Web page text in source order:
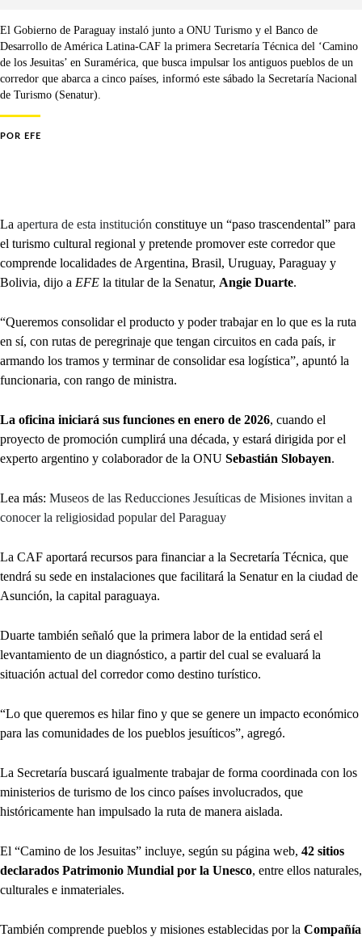
El Gobierno de Paraguay instaló junto a ONU Turismo y el Banco de
Desarrollo de América Latina-CAF la primera Secretaría Técnica del ‘Camino
de los Jesuitas’ en Suramérica, que busca impulsar los antiguos pueblos de un
corredor que abarca a cinco países, informó este sábado la Secretaría Nacional
de Turismo (Senatur).
POR EFE
La apertura de esta institución constituye un “paso trascendental” para
el turismo cultural regional y pretende promover este corredor que
comprende localidades de Argentina, Brasil, Uruguay, Paraguay y
Bolivia, dijo a EFE la titular de la Senatur, Angie Duarte.
“Queremos consolidar el producto y poder trabajar en lo que es la ruta
en sí, con rutas de peregrinaje que tengan circuitos en cada país, ir
armando los tramos y terminar de consolidar esa logística”, apuntó la
funcionaria, con rango de ministra.
La oficina iniciará sus funciones en enero de 2026, cuando el
proyecto de promoción cumplirá una década, y estará dirigida por el
experto argentino y colaborador de la ONU Sebastián Slobayen.
Lea más: Museos de las Reducciones Jesuíticas de Misiones invitan a
conocer la religiosidad popular del Paraguay
La CAF aportará recursos para financiar a la Secretaría Técnica, que
tendrá su sede en instalaciones que facilitará la Senatur en la ciudad de
Asunción, la capital paraguaya.
Duarte también señaló que la primera labor de la entidad será el
levantamiento de un diagnóstico, a partir del cual se evaluará la
situación actual del corredor como destino turístico.
“Lo que queremos es hilar fino y que se genere un impacto económico
para las comunidades de los pueblos jesuíticos”, agregó.
La Secretaría buscará igualmente trabajar de forma coordinada con los
ministerios de turismo de los cinco países involucrados, que
históricamente han impulsado la ruta de manera aislada.
El “Camino de los Jesuitas” incluye, según su página web, 42 sitios
declarados Patrimonio Mundial por la Unesco, entre ellos naturales,
culturales e inmateriales.
También comprende pueblos y misiones establecidas por la Compañía